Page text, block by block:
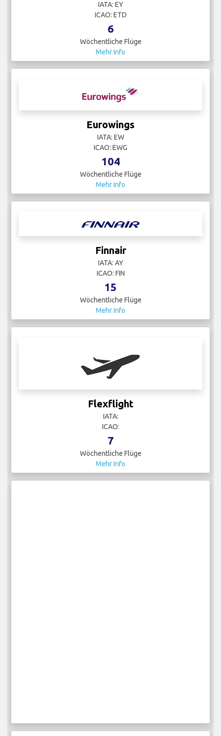
IATA: EY
ICAO: ETD
6
Wöchentliche Flüge
Mehr Info
Eurowings
IATA: EW
ICAO: EWG
104
Wöchentliche Flüge
Mehr Info
Finnair
IATA: AY
ICAO: FIN
15
Wöchentliche Flüge
Mehr Info
Flexflight
IATA:
ICAO:
7
Wöchentliche Flüge
Mehr Info